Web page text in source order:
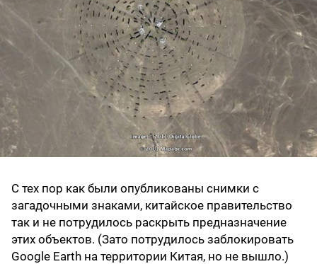
С тех пор как были опубликованы снимки с
загадочными знаками, китайское правительство
так и не потрудилось раскрыть предназначение
этих объектов. (Зато потрудилось заблокировать
Google Earth на территории Китая, но не вышло.)